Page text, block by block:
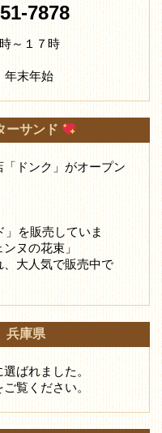
7878
～１７時
年末年始
ーサンド
ドンク」がオープン
」を販売していま
ヌの花束」
大人気で販売中で
兵庫県
ばれました。
覧ください。